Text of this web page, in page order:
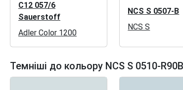
C12 057/6
Sauerstoff
Adler Color 1200
NCS S 0507-B
NCS S
Темніші до кольору NCS S 0510-R90B